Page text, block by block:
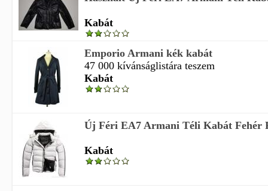
Kabát
Emporio Armani kék kabát
47 000 kívánságlistára teszem
Kabát
Új Féri EA7 Armani Téli Kabát Fehér
Kabát